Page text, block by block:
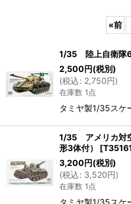
«前
1/35 陸上自衛隊
2,500円(税別)
(税込: 2,750円)
在庫数 1点
タミヤ製1/35スケ
1/35 アメリカ対
形3体付）
[
3,200円(税別)
(税込: 3,520円)
在庫数 1点
タミヤ製1/35スケ